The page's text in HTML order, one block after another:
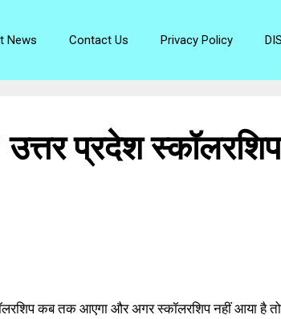
News Contact Us Privacy Policy
प्रदेश
कब तक आएगा और अगर स्कॉलरशिप नहीं आया है